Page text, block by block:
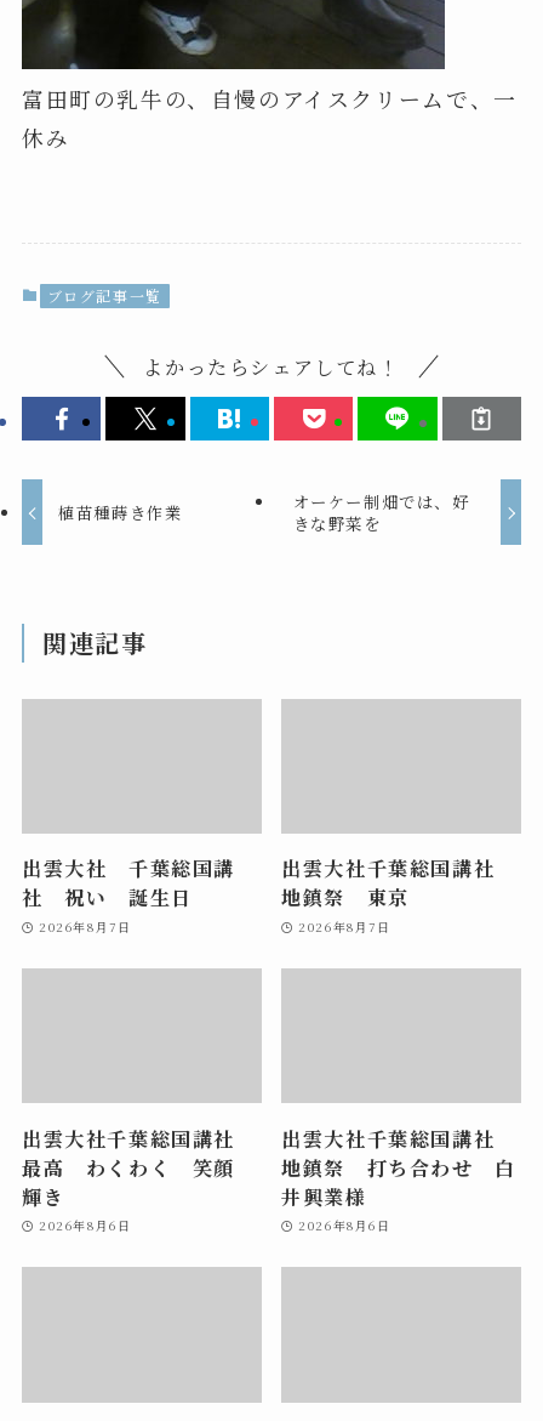
富田町の乳牛の、自慢のアイスクリームで、一
休み
ブログ記事一覧
よかったらシェアしてね！
植苗種蒔き作業
オーケー制畑では、好
きな野菜を
関連記事
出雲大社 千葉総国講
社 祝い 誕生日
2026年8月7日
出雲大社千葉総国講社
地鎮祭 東京
2026年8月7日
出雲大社千葉総国講社
最高 わくわく 笑顔
輝き
2026年8月6日
出雲大社千葉総国講社
地鎮祭 打ち合わせ 白
井興業様
2026年8月6日